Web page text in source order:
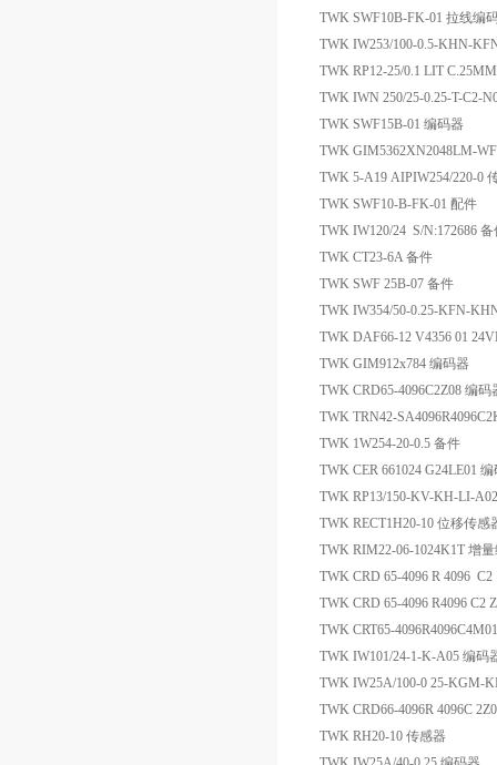
TWK SWF10B-FK-01 拉线编
TWK IW253/100-0.5-KHN-
TWK RP12-25/0.1 LIT
TWK IWN 250/25-0.25-T-C2-
TWK SWF15B-01 编码器
TWK GIM5362XN2048LM-
TWK 5-A19 AIPIW254/220-0
TWK SWF10-B-FK-01 配件
TWK IW120/24 S/N:172686 备
TWK CT23-6A 备件
TWK SWF 25B-07 备件
TWK IW354/50-0.25-KFN-
TWK DAF66-12 V4356 01
TWK GIM912x784 编码器
TWK CRD65-4096C2Z08 编码
TWK TRN42-
TWK 1W254-20-0.5 备件
TWK CER 661024 G24LE01
TWK RP13/150-KV-KH-LI-
TWK RECT1H20-10 位移传感
TWK RIM22-06-1024K1T 增
TWK CRD 65-4096 R 4096
TWK CRD 65-4096 R4096 C2
TWK CRT65-
TWK IW101/24-1-K-A05 编码
TWK IW25A/100-0 25-KGM-
TWK CRD66-4096R 4096C
TWK RH20-10 传感器